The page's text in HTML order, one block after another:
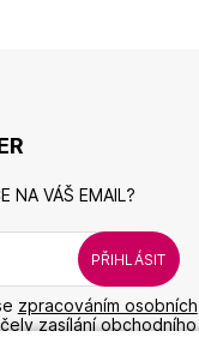
NA VÁŠ EMAIL?
zpracováním osobních
zasílání obchodního